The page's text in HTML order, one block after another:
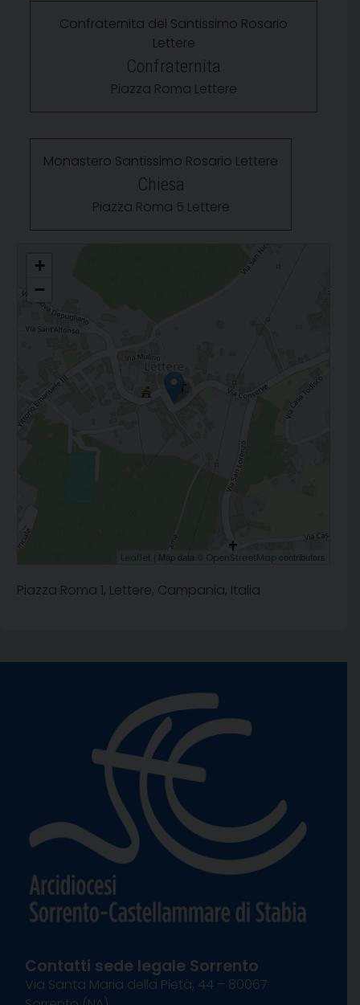
Confraternita del Santissimo Rosario
Lettere
Confraternita
Piazza Roma Lettere
Monastero Santissimo Rosario Lettere
Chiesa
Piazza Roma 5 Lettere
+
−
Leaflet | Map data © OpenStreetMap contributors
Piazza Roma 1, Lettere, Campania, Italia
Contatti sede legale Sorrento
Via Santa Maria della Pietà, 44 – 80067